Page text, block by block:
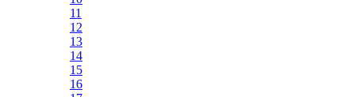
11
12
13
14
15
16